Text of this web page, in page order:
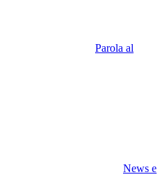
Parola al
News e